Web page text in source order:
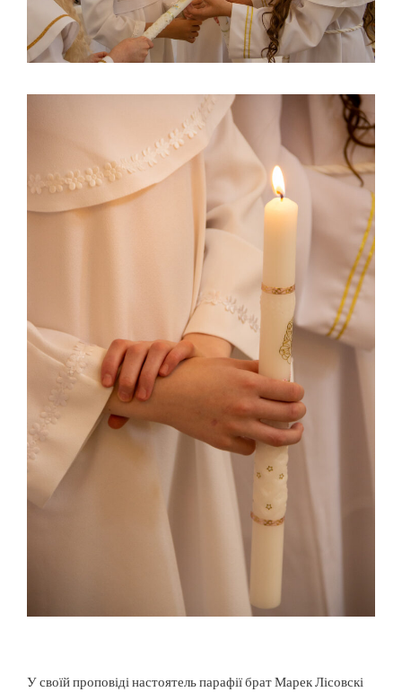
У своїй проповіді настоятель парафії брат Марек Лісовскі